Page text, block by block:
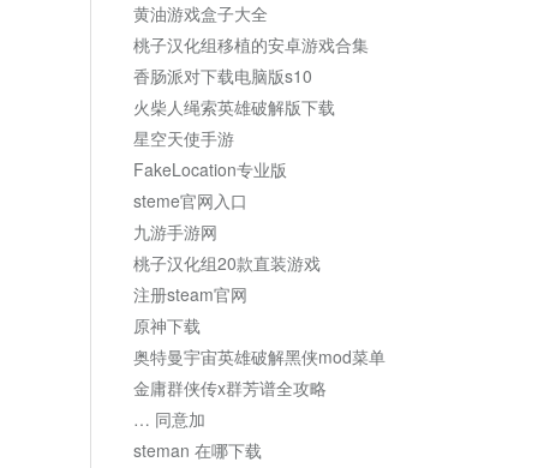
黄油游戏盒子大全
桃子汉化组移植的安卓游戏合集
香肠派对下载电脑版s10
火柴人绳索英雄破解版下载
星空天使手游
FakeLocation专业版
steme官网入口
九游手游网
桃子汉化组20款直装游戏
注册steam官网
原神下载
奥特曼宇宙英雄破解黑侠mod菜单
金庸群侠传x群芳谱全攻略
… 同意加
steman 在哪下载